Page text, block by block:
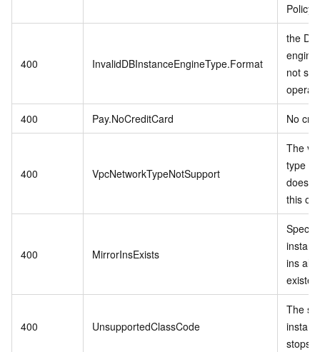
Policy
400 InvalidDBInstanceEngineType.Format
the
not
400 Pay.NoCreditCard No
400 VpcNetworkTypeNotSupport
The
type
does
this
400 MirrorInsExists
ins
400 UnsupportedClassCode
The
stops